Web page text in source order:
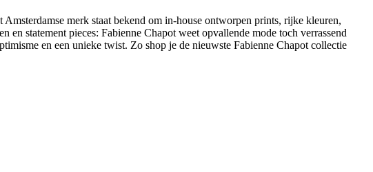
merk staat bekend om in-house ontworpen prints, rijke kleuren,
statement pieces: Fabienne Chapot weet opvallende mode toch verrassend
en een unieke twist. Zo shop je de nieuwste Fabienne Chapot collectie